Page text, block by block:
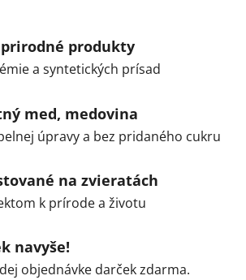
prirodné produkty
a syntetických prísad
med, medovina
úpravy a bez pridaného cukru
na zvieratách
k prírode a životu
navyše!
objednávke darček zdarma.